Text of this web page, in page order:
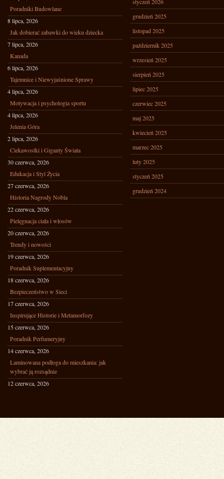
Poradniki Budowlane
8 lipca, 2026
Jak dobierać zabawki do wieku dziecka
7 lipca, 2026
Kanada
6 lipca, 2026
Tajemnice i Niewyjaśnione Sprawy
4 lipca, 2026
Motywacja i psychologia sportu
4 lipca, 2026
Jelenia Góra
2 lipca, 2026
Ciekawostki i Giganty Świata
30 czerwca, 2026
Edukacja i Styl Życia
27 czerwca, 2026
Historia Nagrody Nobla
22 czerwca, 2026
Pielęgnacja ciała i włosów
20 czerwca, 2026
Trendy i nowości
19 czerwca, 2026
Poradnik Suplementacyjny
18 czerwca, 2026
Bezpieczeństwo w Sieci
17 czerwca, 2026
Inspirujące Historie i Metamorfozy
15 czerwca, 2026
Poradnik Perfumeryjny
14 czerwca, 2026
Laminowana podłoga do mieszkania: jak
wybrać ją rozsądnie
12 czerwca, 2026
grudzień 2025
listopad 2025
październik 2025
wrzesień 2025
sierpień 2025
lipiec 2025
czerwiec 2025
maj 2025
kwiecień 2025
marzec 2025
luty 2025
styczeń 2025
grudzień 2024